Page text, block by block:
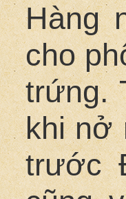
Hàng
cho
trứng.
khi nở
trước